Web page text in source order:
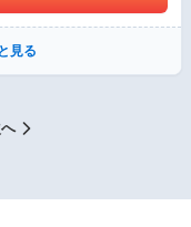
見る